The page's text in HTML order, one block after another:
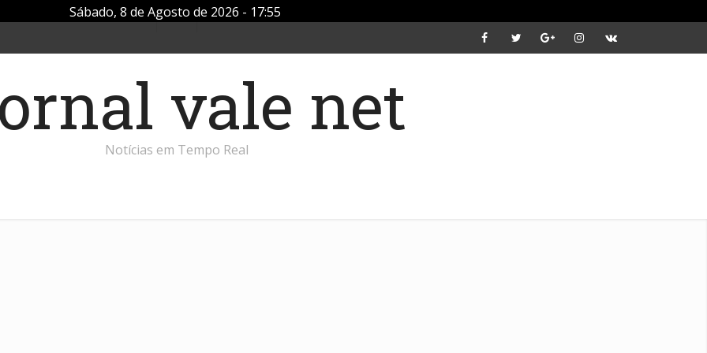
Sábado, 8 de Agosto de 2026 - 17:55
Notícias em Tempo Real